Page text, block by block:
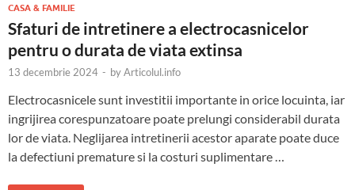
CASA & FAMILIE
Sfaturi de intretinere a electrocasnicelor
pentru o durata de viata extinsa
13 decembrie 2024 - byArticolul.info
Electrocasnicele sunt investitii importante in orice locuinta, iar
ingrijirea corespunzatoare poate prelungi considerabil durata
lor de viata. Neglijarea intretinerii acestor aparate poate duce
la defectiuni premature si la costuri suplimentare …